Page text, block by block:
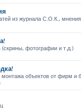
из журнала С.О.К., мнения
(скрины, фотографии и т.д.)
объектов от фирм и